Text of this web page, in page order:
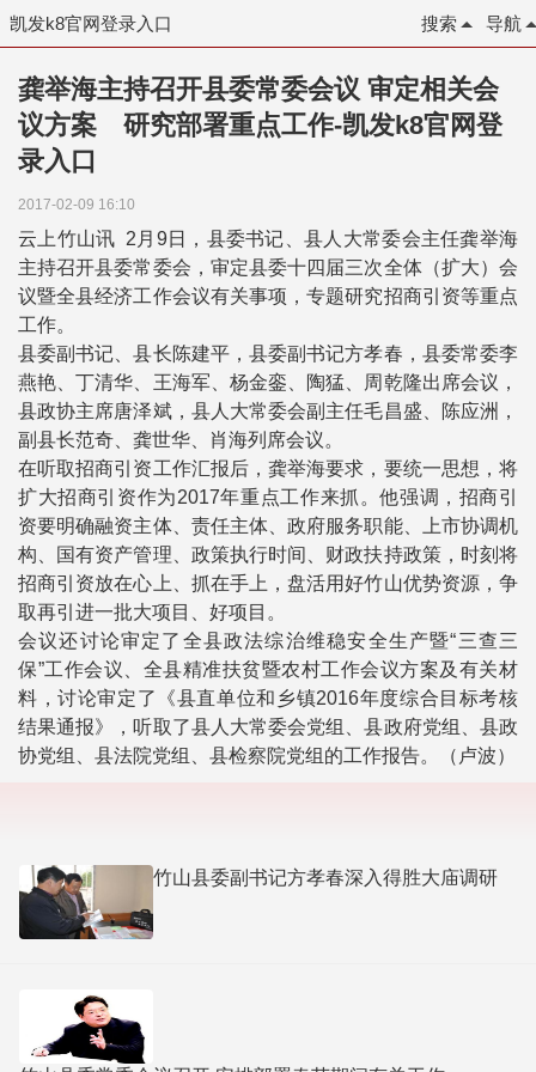
凯发k8官网登录入口 导航
搜索
龚举海主持召开县委常委会议 审定相关会
议方案 研究部署重点工作-凯发k8官网登
录入口
2017-02-09 16:10
云上竹山讯 2月9日，县委书记、县人大常委会主任龚举海
主持召开县委常委会，审定县委十四届三次全体（扩大）会
议暨全县经济工作会议有关事项，专题研究招商引资等重点
工作。
县委副书记、县长陈建平，县委副书记方孝春，县委常委李
燕艳、丁清华、王海军、杨金銮、陶猛、周乾隆出席会议，
县政协主席唐泽斌，县人大常委会副主任毛昌盛、陈应洲，
副县长范奇、龚世华、肖海列席会议。
在听取招商引资工作汇报后，龚举海要求，要统一思想，将
扩大招商引资作为2017年重点工作来抓。他强调，招商引
资要明确融资主体、责任主体、政府服务职能、上市协调机
构、国有资产管理、政策执行时间、财政扶持政策，时刻将
招商引资放在心上、抓在手上，盘活用好竹山优势资源，争
取再引进一批大项目、好项目。
会议还讨论审定了全县政法综治维稳安全生产暨“三查三
保”工作会议、全县精准扶贫暨农村工作会议方案及有关材
料，讨论审定了《县直单位和乡镇2016年度综合目标考核
结果通报》，听取了县人大常委会党组、县政府党组、县政
协党组、县法院党组、县检察院党组的工作报告。（卢波）
竹山县委副书记方孝春深入得胜大庙调研